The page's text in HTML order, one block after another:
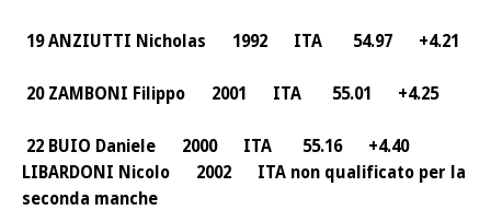
19 ANZIUTTI Nicholas 1992 ITA 54.97 +4.21
20 ZAMBONI Filippo 2001 ITA 55.01 +4.25
22 BUIO Daniele 2000 ITA 55.16 +4.40
LIBARDONI Nicolo 2002 ITA non qualificato per la
seconda manche